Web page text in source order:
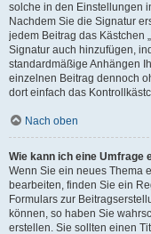
solche in den Einstellungen
Nachdem Sie die Signatur
jedem Beitrag das Kästchen
Signatur auch hinzufügen,
standardmäßige Anhängen
einzelnen Beitrag dennoch
dort einfach das
Nach oben
Wie kann ich eine Umfrage
Wenn Sie ein neues Thema
bearbeiten, finden Sie ein
Formulars zur
können, so haben Sie
erstellen. Sie sollten einen